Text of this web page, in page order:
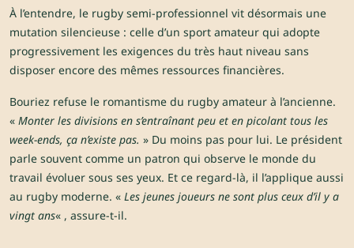
À l’entendre, le rugby semi-professionnel vit désormais une
mutation silencieuse : celle d’un sport amateur qui adopte
progressivement les exigences du très haut niveau sans
disposer encore des mêmes ressources financières.
Bouriez refuse le romantisme du rugby amateur à l’ancienne.
« Monter les divisions en s’entraînant peu et en picolant tous les
week-ends, ça n’existe pas. » Du moins pas pour lui. Le président
parle souvent comme un patron qui observe le monde du
travail évoluer sous ses yeux. Et ce regard-là, il l’applique aussi
au rugby moderne. « Les jeunes joueurs ne sont plus ceux d’il y a
vingt ans« , assure-t-il.